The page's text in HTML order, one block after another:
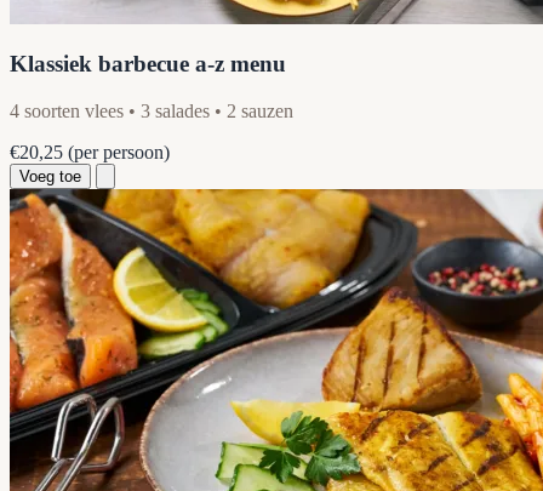
Klassiek barbecue a-z menu
4 soorten vlees • 3 salades • 2 sauzen
€20,25 (per persoon)
Voeg toe